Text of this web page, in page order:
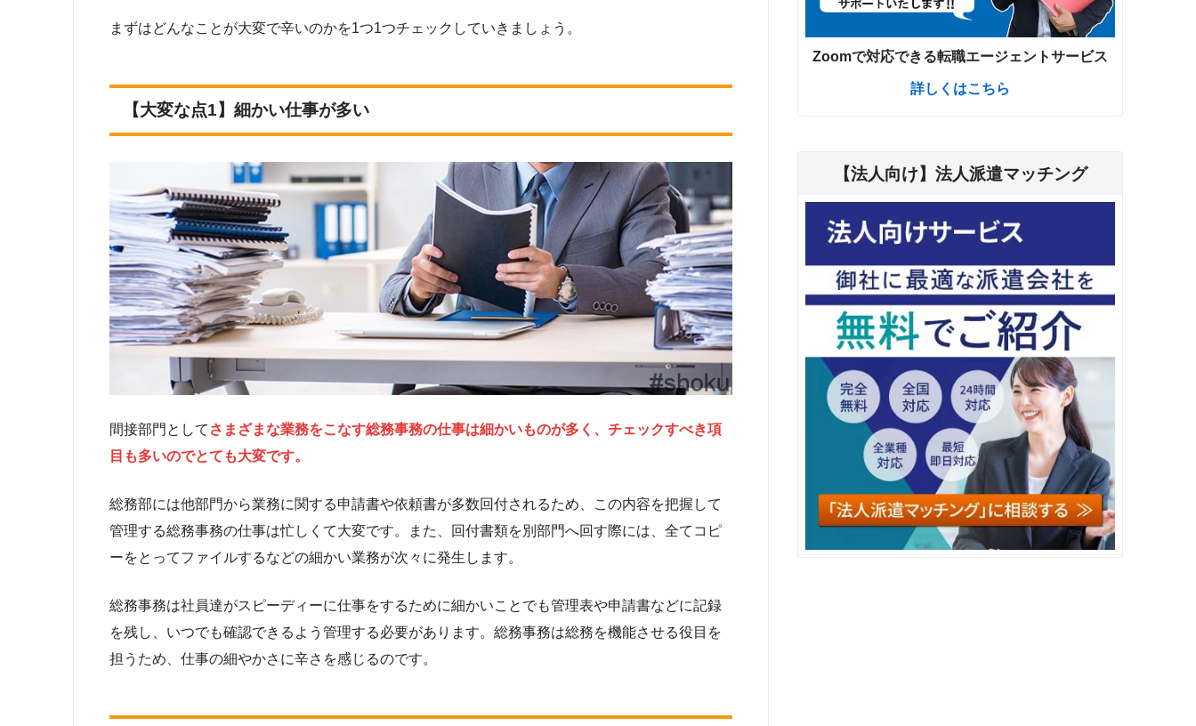
まずはどんなことが大変で辛いのかを1つ1つチェックしていきましょう。
【大変な点1】細かい仕事が多い
間接部門として さまざまな業務をこなす総務事務の仕事は細かいものが多く、チェックすべき項
目も多いのでとても大変です。
総務部には他部門から業務に関する申請書や依頼書が多数回付されるため、この内容を把握して
管理する総務事務の仕事は忙しくて大変です。また、回付書類を別部門へ回す際には、全てコピ
ーをとってファイルするなどの細かい業務が次々に発生します。
総務事務は社員達がスピーディーに仕事をするために細かいことでも管理表や申請書などに記録
を残し、いつでも確認できるよう管理する必要があります。総務事務は総務を機能させる役目を
担うため、仕事の細やかさに辛さを感じるのです。
Zoomで対応できる転職エージェントサービス
詳しくはこちら
【法人向け】法人派遣マッチング